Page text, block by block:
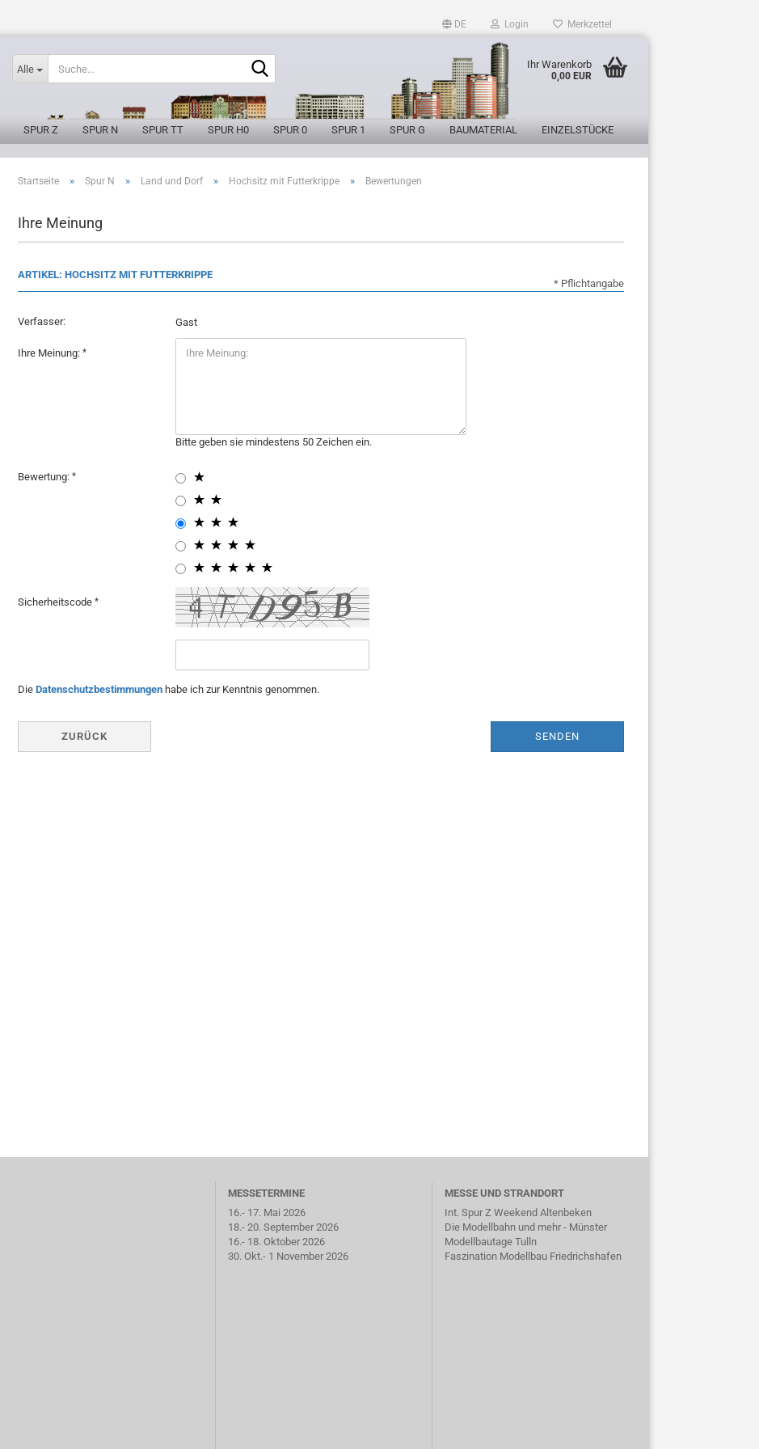
DE Login Merkzettel
Alle Ihr Warenkorb
0,00 EUR
SPUR Z SPUR N SPUR TT SPUR H0 SPUR 0 SPUR 1 SPUR G BAUMATERIAL EINZELSTÜCKE
Startseite » Spur N » Land und Dorf » Hochsitz mit Futterkrippe » Bewertungen
Ihre Meinung
ARTIKEL: HOCHSITZ MIT FUTTERKRIPPE
Verfasser: Gast
Ihre Meinung:
Bitte geben sie mindestens 50 Zeichen ein.
Bewertung:
Sicherheitscode
Die Datenschutzbestimmungen habe ich zur Kenntnis genommen.
ZURÜCK SENDEN
* Pflichtangabe
MESSETERMINE
16.- 17. Mai 2026
18.- 20. September 2026
16.- 18. Oktober 2026
30. Okt.- 1 November 2026
MESSE UND STRANDORT
Int. Spur Z Weekend Altenbeken
Die Modellbahn und mehr - Münster
Modellbautage Tulln
Faszination Modellbau Friedrichshafen